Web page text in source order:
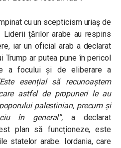
cu un scepticism uriaș de
Liderii țărilor arabe au respins
iar un oficial arab a declarat
Trump ar putea pune în pericol
a focului și de eliberare a
esențial să recunoaștem
astfel de propuneri le au
palestinian, precum și
în general”, a declarat
plan să funcționeze, este
statelor arabe. Iordania, care